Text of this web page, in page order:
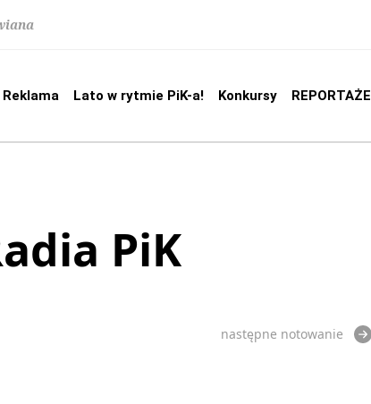
Reklama Lato w rytmie PiK-a! Konkursy REPORTAŻE
PiK
następne notowanie